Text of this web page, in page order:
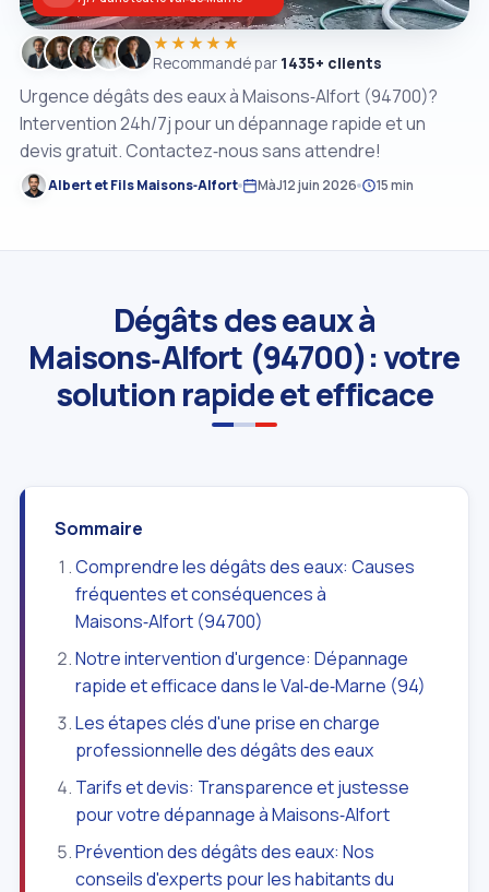
Urgence dégâts des eaux à Maisons‑Alfort (94700)?
Intervention 24h/7j pour un dépannage rapide et un
devis gratuit. Contactez‑nous sans attendre!
Albert et Fils Maisons‑Alfort MàJ12 juin 2026 15 min
★★★★★
Recommandé par 1435+ clients
Dégâts des eaux à
Maisons‑Alfort (94700): votre
solution rapide et efficace
Sommaire
Comprendre les dégâts des eaux: Causes
fréquentes et conséquences à
Maisons‑Alfort (94700)
Notre intervention d'urgence: Dépannage
rapide et efficace dans le Val‑de‑Marne (94)
Les étapes clés d'une prise en charge
professionnelle des dégâts des eaux
Tarifs et devis: Transparence et justesse
pour votre dépannage à Maisons‑Alfort
Prévention des dégâts des eaux: Nos
conseils d'experts pour les habitants du